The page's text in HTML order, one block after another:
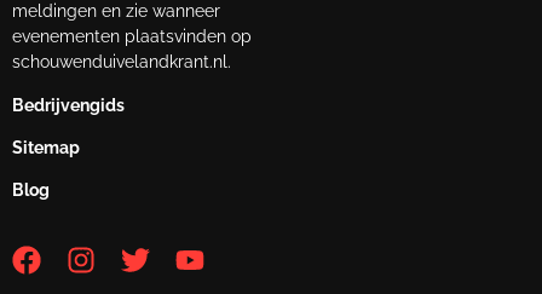
meldingen en zie wanneer
evenementen plaatsvinden op
schouwenduivelandkrant.nl.
Bedrijvengids
Sitemap
Blog